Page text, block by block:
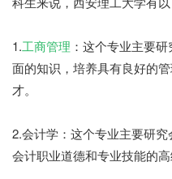
1.工商管理 ：这个专业主要
面的知识，培养具有良好的
才。
2.会计学：这个专业主要研
会计职业道德和专业技能的高